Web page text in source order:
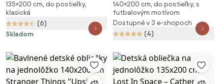
135x200 cm Fairytale Unicorn –
Catherine Lansfield
135×200 cm, do postieľky,
klasická
(6)
Skladom
jednolôžko 140x200 cm
Gabby's Dollhouse - Jerry
Fabrics
140×200 cm, do postieľky, s
futbalovým motívom
Dostupné v 3 e-shopoch
(4)